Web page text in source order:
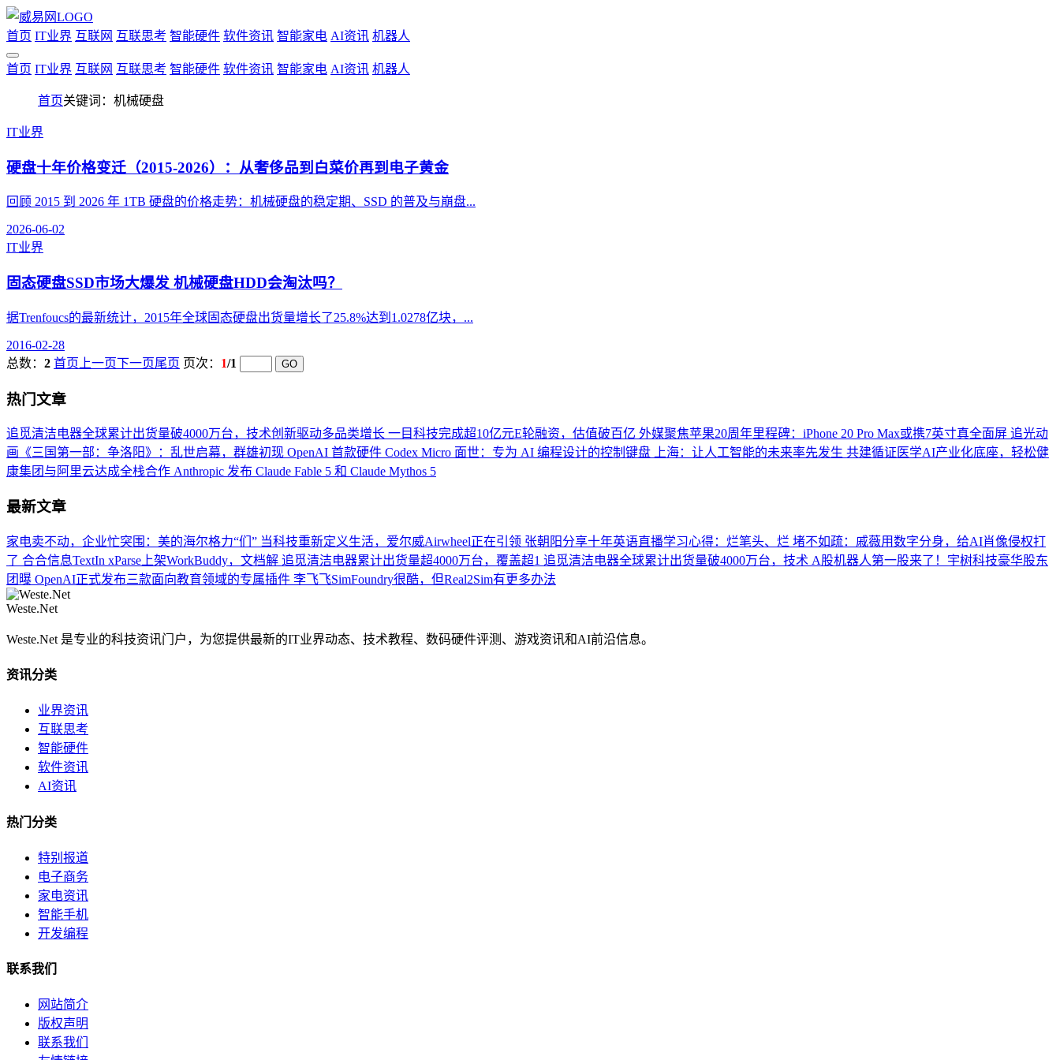
首页 IT业界 互联网 互联思考 智能硬件 软件资讯 智能家电 AI资讯 机器人
首页 IT业界 互联网 互联思考 智能硬件 软件资讯 智能家电 AI资讯 机器人
首页关键词：机械硬盘
IT业界
硬盘十年价格变迁（2015-2026）：从奢侈品到白菜价再到电子黄金
回顾 2015 到 2026 年 1TB 硬盘的价格走势：机械硬盘的稳定期、SSD 的普及与崩盘...
2026-06-02
IT业界
固态硬盘SSD市场大爆发 机械硬盘HDD会淘汰吗？
据Trenfoucs的最新统计，2015年全球固态硬盘出货量增长了25.8%达到1.0278亿块，...
2016-02-28
总数： 2 首页 上一页下一页尾页 页次： 1/1
热门文章
追觅清洁电器全球累计出货量破4000万台，技术创新驱动多品类增长 一目科技完成超10亿元E轮融资，估值破百亿 外媒聚焦苹果20周年里程碑：iPhone 20 Pro Max或携7英寸真全面屏 追光动
画《三国第一部：争洛阳》：乱世启幕，群雄初现 OpenAI 首款硬件 Codex Micro 面世：专为 AI 编程设计的控制键盘 上海：让人工智能的未来率先发生 共建循证医学AI产业化底座，轻松健
康集团与阿里云达成全栈合作 Anthropic 发布 Claude Fable 5 和 Claude Mythos 5
最新文章
家电卖不动，企业忙突围：美的海尔格力“们” 当科技重新定义生活，爱尔威Airwheel正在引领 张朝阳分享十年英语直播学习心得：烂笔头、烂 堵不如疏：戚薇用数字分身，给AI肖像侵权打
了 合合信息TextIn xParse上架WorkBuddy，文档解 追觅清洁电器累计出货量超4000万台，覆盖超1 追觅清洁电器全球累计出货量破4000万台，技术 A股机器人第一股来了！宇树科技豪华股东
团曝 OpenAI正式发布三款面向教育领域的专属插件 李飞飞SimFoundry很酷，但Real2Sim有更多办法
Weste.Net
Weste.Net 是专业的科技资讯门户，为您提供最新的IT业界动态、技术教程、数码硬件评测、游戏资讯和AI前沿信息。
资讯分类
业界资讯
互联思考
智能硬件
软件资讯
AI资讯
热门分类
特别报道
电子商务
家电资讯
智能手机
开发编程
联系我们
网站简介
版权声明
联系我们